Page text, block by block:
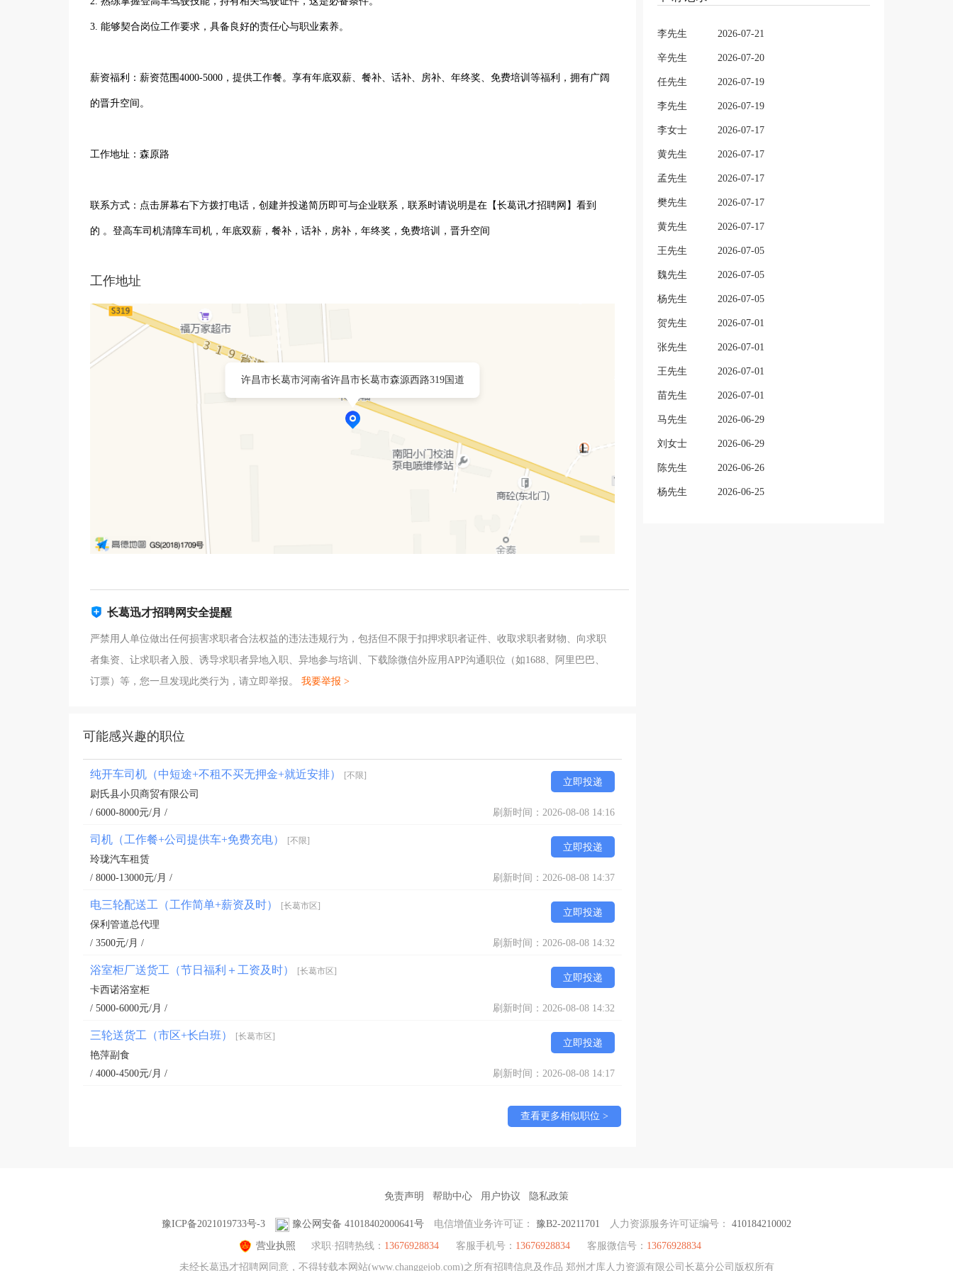
3. 能够契合岗位工作要求，具备良好的责任心与职业素养。
薪资福利：薪资范围4000-5000，提供工作餐。享有年底双薪、餐补、话补、房补、年终奖、免费培训等福利，拥有广阔
的晋升空间。
工作地址：森原路
联系方式：点击屏幕右下方拨打电话，创建并投递简历即可与企业联系，联系时请说明是在【长葛讯才招聘网】看到
的 。登高车司机清障车司机，年底双薪，餐补，话补，房补，年终奖，免费培训，晋升空间
工作地址
许昌市长葛市河南省许昌市长葛市森源西路319国道
长葛迅才招聘网安全提醒
严禁用人单位做出任何损害求职者合法权益的违法违规行为，包括但不限于扣押求职者证件、收取求职者财物、向求职
者集资、让求职者入股、诱导求职者异地入职、异地参与培训、下载除微信外应用APP沟通职位（如1688、阿里巴巴、
订票）等，您一旦发现此类行为，请立即举报。 我要举报 >
可能感兴趣的职位
纯开车司机（中短途+不租不买无押金+就近安排） [不限]
立即投递
尉氏县小贝商贸有限公司
/ 6000-8000元/月 /
刷新时间：2026-08-08 14:16
司机（工作餐+公司提供车+免费充电） [不限]
立即投递
玲珑汽车租赁
/ 8000-13000元/月 /
刷新时间：2026-08-08 14:37
电三轮配送工（工作简单+薪资及时） [长葛市区]
立即投递
保利管道总代理
/ 3500元/月 /
刷新时间：2026-08-08 14:32
浴室柜厂送货工（节日福利＋工资及时） [长葛市区]
立即投递
卡西诺浴室柜
/ 5000-6000元/月 /
刷新时间：2026-08-08 14:32
三轮送货工（市区+长白班） [长葛市区]
立即投递
艳萍副食
/ 4000-4500元/月 /
刷新时间：2026-08-08 14:17
查看更多相似职位 >
李先生 2026-07-21
辛先生 2026-07-20
任先生 2026-07-19
李先生 2026-07-19
李女士 2026-07-17
黄先生 2026-07-17
孟先生 2026-07-17
樊先生 2026-07-17
黄先生 2026-07-17
王先生 2026-07-05
魏先生 2026-07-05
杨先生 2026-07-05
贺先生 2026-07-01
张先生 2026-07-01
王先生 2026-07-01
苗先生 2026-07-01
马先生 2026-06-29
刘女士 2026-06-29
陈先生 2026-06-26
杨先生 2026-06-25
免责声明 帮助中心 用户协议 隐私政策
豫ICP备2021019733号-3 豫公网安备 41018402000641号 电信增值业务许可证： 豫B2-20211701 人力资源服务许可证编号： 410184210002
营业执照 求职·招聘热线： 13676928834 客服手机号： 13676928834 客服微信号： 13676928834
未经长葛迅才招聘网同意，不得转载本网站(www.changgejob.com)之所有招聘信息及作品 郑州才库人力资源有限公司长葛分公司版权所有